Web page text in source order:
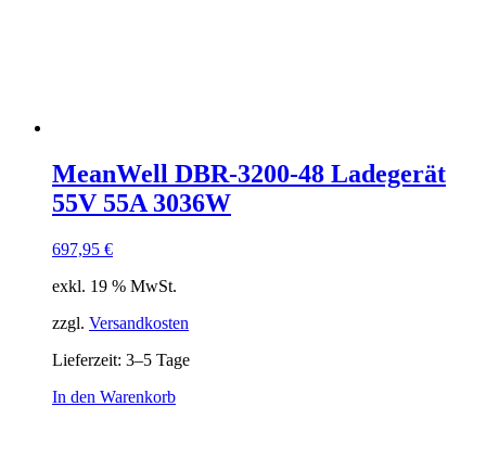
MeanWell DBR-3200-48 Ladegerät
55V 55A 3036W
697,95 €
exkl. 19 % MwSt.
zzgl. Versandkosten
Lieferzeit: 3–5 Tage
In den Warenkorb